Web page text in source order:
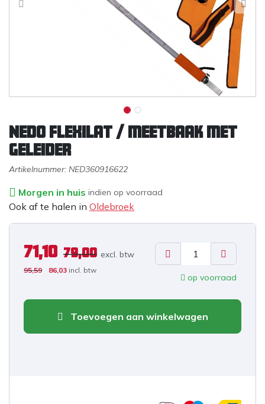
Nedo flexilat / meetbaak met
geleider
Artikelnummer: NED360916622
Morgen in huis indien op voorraad
Ook af te halen in Oldebroek
71,10 79,00 excl. btw
95,59 86,03 incl. btw
op voorraad
Toevoegen aan winkelwagen